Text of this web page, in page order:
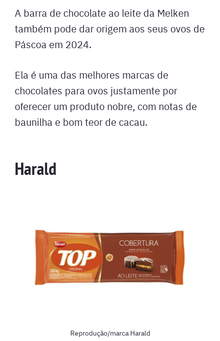
A barra de chocolate ao leite da Melken
também pode dar origem aos seus ovos de
Páscoa em 2024.
Ela é uma das melhores marcas de
chocolates para ovos justamente por
oferecer um produto nobre, com notas de
baunilha e bom teor de cacau.
Harald
Reprodução/marca Harald